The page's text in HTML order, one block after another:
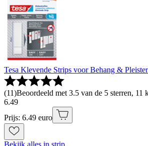
Tesa Klevende Strips voor Behang &
(11)Beoordeeld met 3.5 van de 5 sterren, 11
6.49
Prijs: 6.49 euro